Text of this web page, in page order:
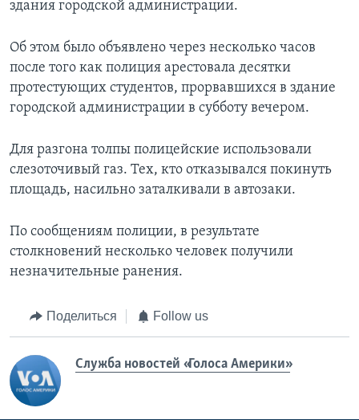
здания городской администрации.
Об этом было объявлено через несколько часов
после того как полиция арестовала десятки
протестующих студентов, прорвавшихся в здание
городской администрации в субботу вечером.
Для разгона толпы полицейские использовали
слезоточивый газ. Тех, кто отказывался покинуть
площадь, насильно заталкивали в автозаки.
По сообщениям полиции, в результате
столкновений несколько человек получили
незначительные ранения.
Поделиться Follow us
Служба новостей «Голоса Америки»